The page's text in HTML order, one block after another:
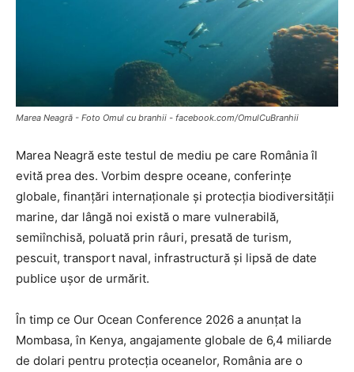
Marea Neagră - Foto Omul cu branhii - facebook.com/OmulCuBranhii
Marea Neagră este testul de mediu pe care România îl
evită prea des. Vorbim despre oceane, conferințe
globale, finanțări internaționale și protecția biodiversității
marine, dar lângă noi există o mare vulnerabilă,
semiînchisă, poluată prin râuri, presată de turism,
pescuit, transport naval, infrastructură și lipsă de date
publice ușor de urmărit.
În timp ce Our Ocean Conference 2026 a anunțat la
Mombasa, în Kenya, angajamente globale de 6,4 miliarde
de dolari pentru protecția oceanelor, România are o